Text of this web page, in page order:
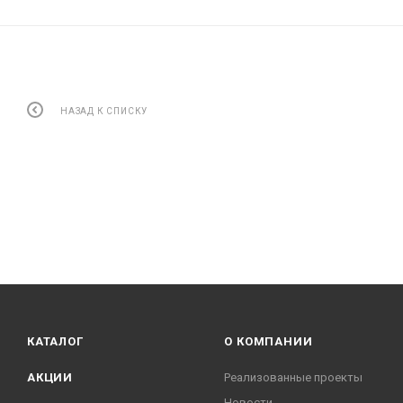
НАЗАД К СПИСКУ
КАТАЛОГ
АКЦИИ
О КОМПАНИИ
Реализованные проекты